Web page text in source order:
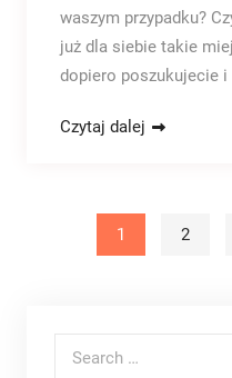
waszym przypadku?
już dla siebie takie
dopiero poszukujecie i
Czytaj dalej
1 2